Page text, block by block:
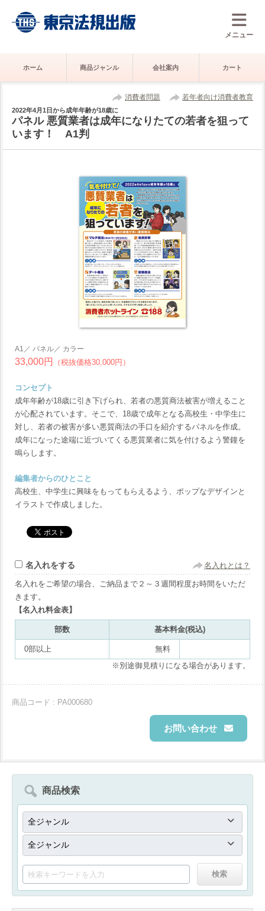
メニュー
ホーム 商品ジャンル 会社案内 カート
消費者問題 若年者向け消費者教育
2022年4月1日から成年年齢が18歳に
パネル 悪質業者は成年になりたての若者を狙って
います！ A1判
A1／ パネル／ カラー
33,000円 （税抜価格30,000円）
コンセプト
成年年齢が18歳に引き下げられ、若者の悪質商法被害が増えること
が心配されています。そこで、18歳で成年となる高校生・中学生に
対し、若者の被害が多い悪質商法の手口を紹介するパネルを作成。
成年になった途端に近づいてくる悪質業者に気を付けるよう警鐘を
鳴らします。
編集者からのひとこと
高校生、中学生に興味をもってもらえるよう、ポップなデザインと
イラストで作成しました。
名入れをする 名入れとは？
名入れをご希望の場合、ご納品まで２～３週間程度お時間をいただ
きます。
【名入れ料金表】
部数 基本料金(税込)
0部以上
無料
※別途御見積りになる場合があります。
商品コード : PA000680
お問い合わせ
商品検索